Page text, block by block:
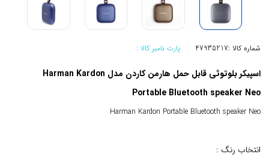
شماره کالا :47935217 پارت نامبر کالا :
اسپیکر بلوتوثی قابل حمل هارمن کاردن مدل Harman Kardon
Portable Bluetooth speaker Neo
Harman Kardon Portable Bluetooth speaker Neo
انتخاب رنگ :